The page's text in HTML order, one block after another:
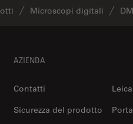
Microscopi digitali
AZIENDA
Contatti
Sicurezza del prodotto